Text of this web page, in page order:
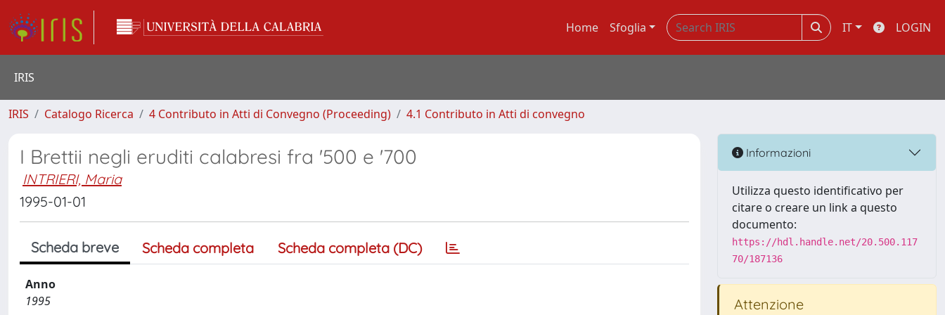
Home Sfoglia IT LOGIN
IRIS
IRIS Catalogo Ricerca 4 Contributo in Atti di Convegno (Proceeding) 4.1 Contributo in Atti di convegno
I Brettii negli eruditi calabresi fra '500 e '700
INTRIERI, Maria
1995-01-01
Scheda breve Scheda completa Scheda completa (DC)
Anno
1995
Informazioni
Utilizza questo identificativo per
citare o creare un link a questo
documento:
https://hdl.handle.net/20.500.117
70/187136
Attenzione